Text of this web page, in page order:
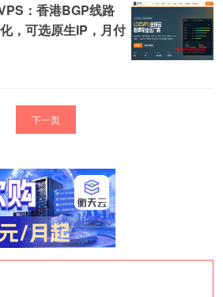
：香港BGP线路
，可选原生IP，月付
下一页